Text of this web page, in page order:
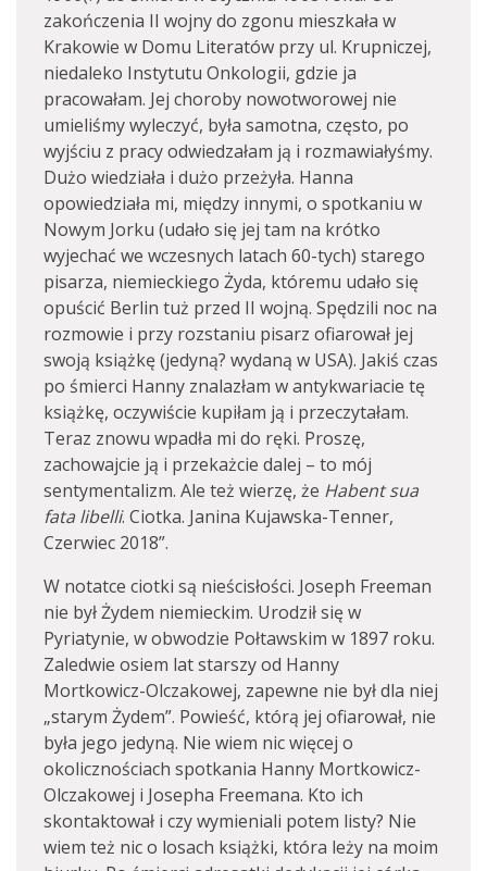
zakończenia II wojny do zgonu mieszkała w
Krakowie w Domu Literatów przy ul. Krupniczej,
niedaleko Instytutu Onkologii, gdzie ja
pracowałam. Jej choroby nowotworowej nie
umieliśmy wyleczyć, była samotna, często, po
wyjściu z pracy odwiedzałam ją i rozmawiałyśmy.
Dużo wiedziała i dużo przeżyła. Hanna
opowiedziała mi, między innymi, o spotkaniu w
Nowym Jorku (udało się jej tam na krótko
wyjechać we wczesnych latach 60-tych) starego
pisarza, niemieckiego Żyda, któremu udało się
opuścić Berlin tuż przed II wojną. Spędzili noc na
rozmowie i przy rozstaniu pisarz ofiarował jej
swoją książkę (jedyną? wydaną w USA). Jakiś czas
po śmierci Hanny znalazłam w antykwariacie tę
książkę, oczywiście kupiłam ją i przeczytałam.
Teraz znowu wpadła mi do ręki. Proszę,
zachowajcie ją i przekażcie dalej – to mój
sentymentalizm. Ale też wierzę, że Habent sua
fata libelli. Ciotka. Janina Kujawska-Tenner,
Czerwiec 2018”.
W notatce ciotki są nieścisłości. Joseph Freeman
nie był Żydem niemieckim. Urodził się w
Pyriatynie, w obwodzie Połtawskim w 1897 roku.
Zaledwie osiem lat starszy od Hanny
Mortkowicz-Olczakowej, zapewne nie był dla niej
„starym Żydem”. Powieść, którą jej ofiarował, nie
była jego jedyną. Nie wiem nic więcej o
okolicznościach spotkania Hanny Mortkowicz-
Olczakowej i Josepha Freemana. Kto ich
skontaktował i czy wymieniali potem listy? Nie
wiem też nic o losach książki, która leży na moim